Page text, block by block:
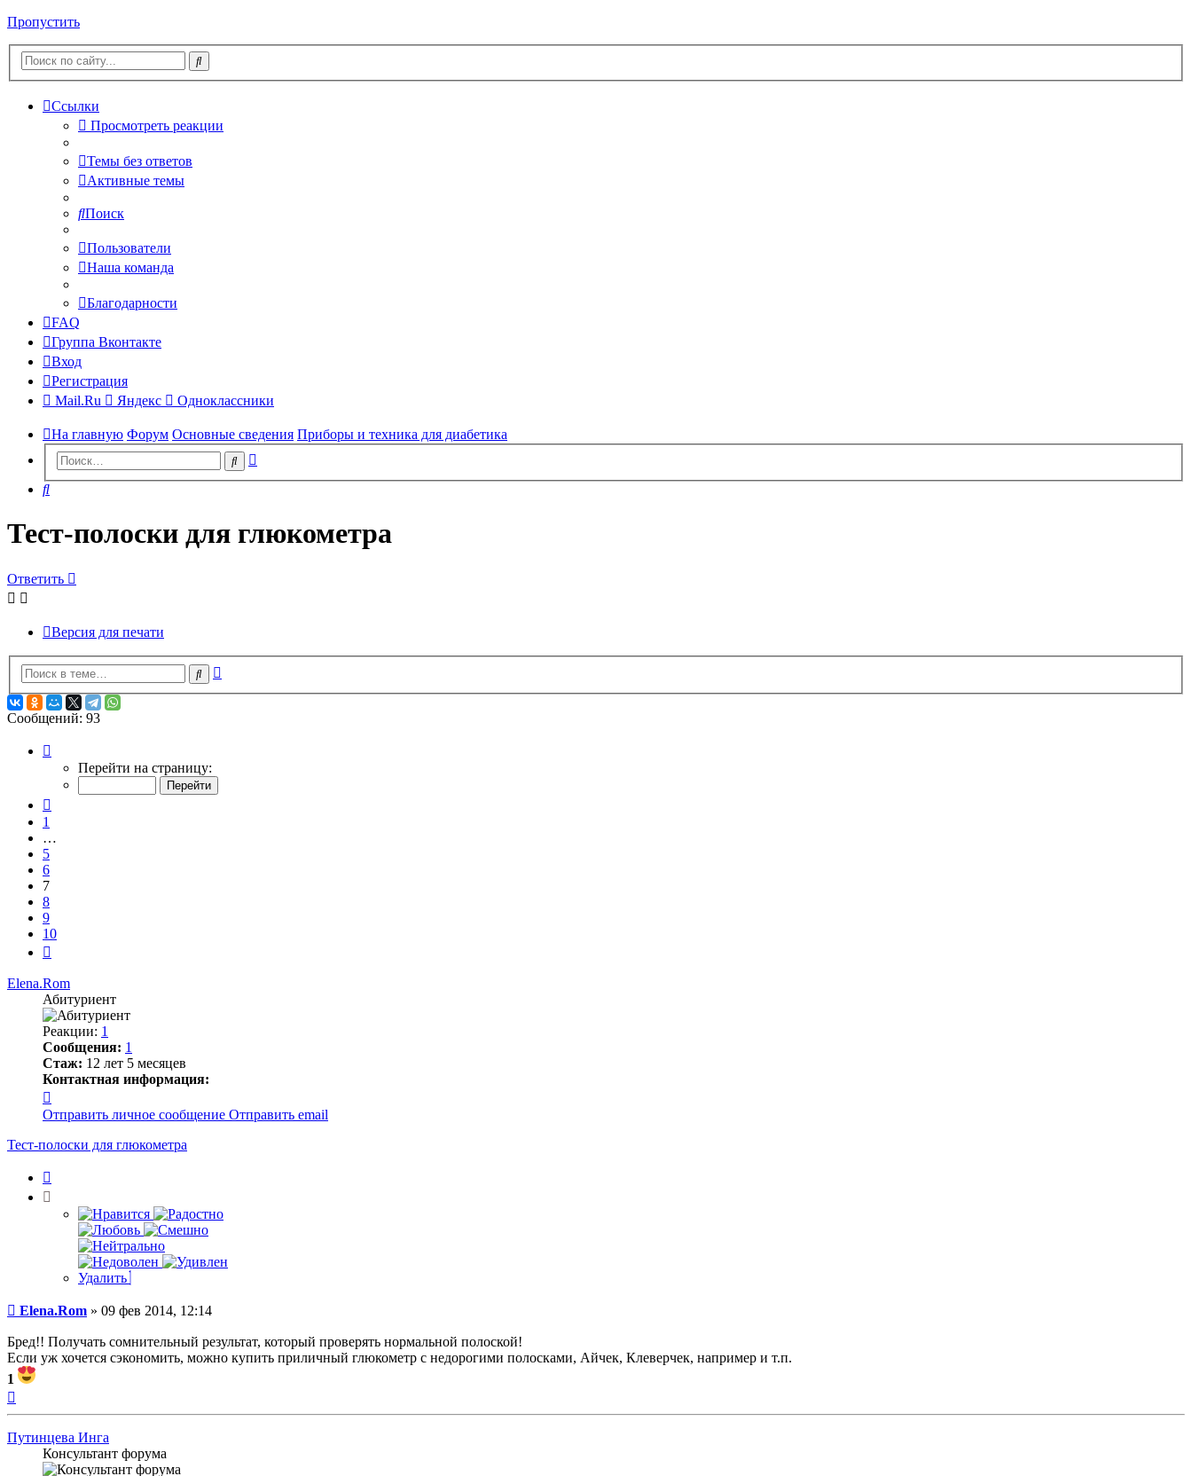
Пропустить
Ссылки
Просмотреть реакции
Темы без ответов
Активные темы
Поиск
Пользователи
Наша команда
Благодарности
FAQ
Группа Вконтакте
Вход
Регистрация
Mail.Ru
Яндекс Одноклассники
На главную Форум Основные сведения Приборы и техника для диабетика
Поиск
Поиск
Тест-полоски для глюкометра
Ответить
Версия для печати
Поиск
Сообщений: 93
Перейти на страницу:
1
…
5
6
7
8
9
10
Elena.Rom
Абитуриент
Реакции: 1
Сообщения: 1
Стаж: 12 лет 5 месяцев
Контактная информация:
информация
пользователя
Elena.Rom
Отправить личное сообщение Отправить email
Тест-полоски для глюкометра
Удалить
Сообщение
Elena.Rom » 09 фев 2014, 12:14
Бред!! Получать сомнительный результат, который проверять нормальной полоской!
Если уж хочется сэкономить, можно купить приличный глюкометр с недорогими полосками, Айчек, Клеверчек, например и т.п.
1
Путинцева Инга
Консультант форума